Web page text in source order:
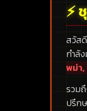
⚡
สวัส
กำลั
พม่า,
รวมถึ
ปรึก